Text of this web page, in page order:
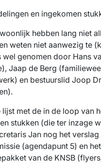
en ingekomen
hebben lang niet
weten niet aanwezig te
wel genomen door Hans
Jaap de Berg
en bestuurslid Joop
lijst met de in de loop van
stukken (die ter inzage
Jan nog het verslag
(agendapunt 5) en het
van de KNSB